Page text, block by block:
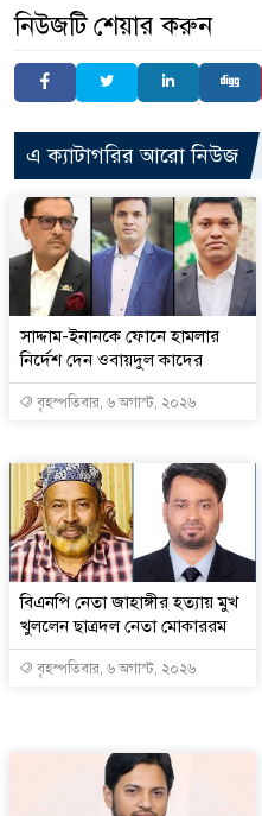
নিউজটি শেয়ার করুন
এ ক্যাটাগরির আরো নিউজ
সাদ্দাম-ইনানকে ফোনে হামলার
নির্দেশ দেন ওবায়দুল কাদের
বৃহস্পতিবার, ৬ অগাস্ট, ২০২৬
বিএনপি নেতা জাহাঙ্গীর হত্যায় মুখ
খুললেন ছাত্রদল নেতা মোকাররম
বৃহস্পতিবার, ৬ অগাস্ট, ২০২৬